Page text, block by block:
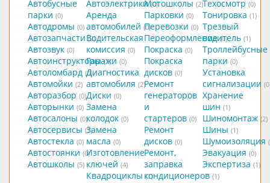
Автобусные
парки (0)
Автодромы (0)
Автозапчасти (2)
Автозвук (0)
Автоинструкторы (1)
Автоломбард (0)
Автомойки (2)
Авторазбор (0)
Авторынки (0)
Автосалоны (0)
Автосервисы (7)
Автостекла (0)
Автостоянки (0)
Автошколы (5)
Автоэлектрики (0)
Аренда
автомобилей (0)
Водительская
комиссия (0)
Гаражи (0)
Диагностика
автомобиля (2)
Диски (0)
Замена
колодок (0)
Замена
масла (0)
Изготовление
ключей (4)
Квадроциклы (1)
Мотошколы (2)
Парковки (0)
Перевозки (0)
Переоформление (0)
Покраска (0)
Покраска
дисков (0)
Ремонт
генераторов
и
стартеров (0)
Ремонт
дисков (0)
Ремонт,
заправка
кондиционеров (1)
Техосмотр (0)
Тонировка (1)
Трезвый
водитель (1)
Троллейбусные
парки (0)
Установка
сигнализации
Хранение
шин (1)
Шиномонтаж (2)
Шины (1)
Шумоизоляция
Эвакуация (0)
Экспертиза (1)